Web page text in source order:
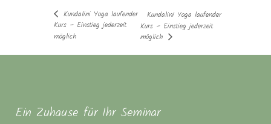
Kundalini Yoga laufender
Kurs – Einstieg jederzeit
möglich
Kundalini Yoga laufender
Kurs – Einstieg jederzeit
möglich
Ein Zuhause für Ihr Seminar